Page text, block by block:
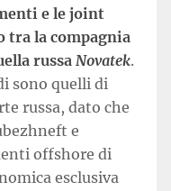
e le joint
tra la compagnia
russa Novatek.
sono quelli di
russa, dato che
e
offshore di
esclusiva